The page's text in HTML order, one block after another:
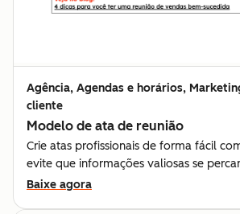
Agência, Agendas e horários,
cliente
Modelo de ata de reunião
Crie atas profissionais de forma fácil
evite que informações valiosas se
Baixe agora